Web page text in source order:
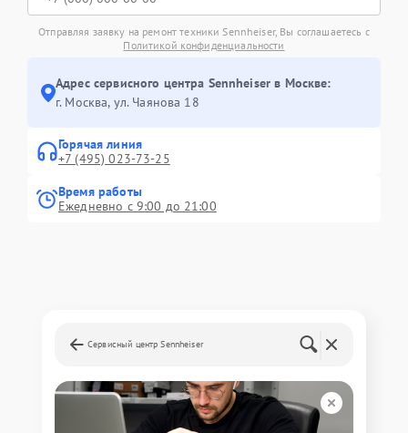
Отправляя заявку на ремонт техники Sennheiser, Вы соглашаетесь с
Политикой конфиденциальности
Адрес сервисного центра Sennheiser в Москве:
г. Москва, ул. Чаянова 18
Горячая линия
+7 (495) 023-73-25
Время работы
Ежедневно с 9:00 до 21:00
Сервисный центр Sennheiser